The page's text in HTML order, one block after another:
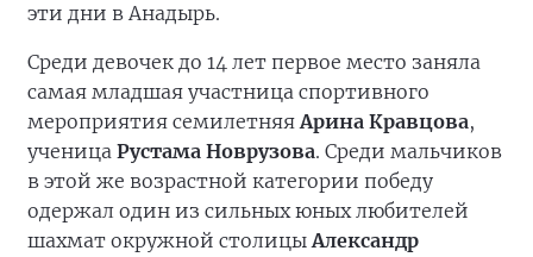
эти дни в Анадырь.
Среди девочек до 14 лет первое место заняла
самая младшая участница спортивного
мероприятия семилетняяАрина Кравцова,
ученица Рустама Новрузова. Среди мальчиков
в этой же возрастной категории победу
одержал один из сильных юных любителей
шахмат окружной столицыАлександр